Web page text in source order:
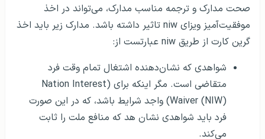
صحت مدارک و ترجمه مناسب مدارک، می‌تواند در اخذ
موفقیت‌آمیز ویزای niw تاثیر داشته باشد. مدارک زیر باید اخذ
گرین کارت از طریق niw عبارتست از:
شواهدی که نشان‌دهنده اشتغال تمام وقت فرد
متقاضی است. مگر اینکه برای (Nation Interest
Waiver (NIW)) واجد شرایط باشد، که در این صورت
فرد باید شواهدی نشان هد که منافع ملت را ثابت
می‌کند.